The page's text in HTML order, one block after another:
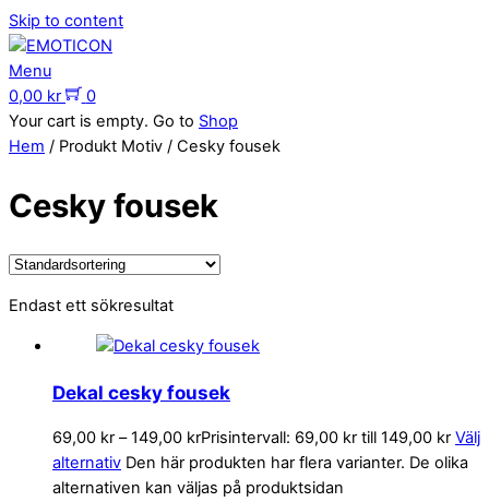
Skip to content
Menu
0,00 kr
0
Your cart is empty. Go to Shop
Hem / Produkt Motiv / Cesky fousek
Cesky fousek
Endast ett sökresultat
Dekal cesky fousek
69,00 kr – 149,00 krPrisintervall: 69,00 kr till 149,00 kr Välj
alternativ Den här produkten har flera varianter. De olika
alternativen kan väljas på produktsidan